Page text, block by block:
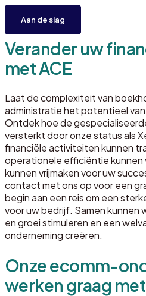
Aan de slag
Verander uw
met ACE
Laat de complexiteit van
administratie het potentieel
Ontdek hoe de
versterkt door onze status als
financiële activiteiten kunnen
operationele efficiëntie kunnen
kunnen vrijmaken voor uw
contact met ons op voor een
begin aan een reis om een
voor uw bedrijf. Samen kunnen
en groei stimuleren en een
onderneming creëren.
Onze ecomm-
werken graag